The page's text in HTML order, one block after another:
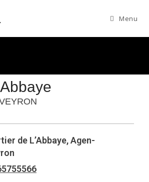
Menu
de L’Abbaye, Agen-